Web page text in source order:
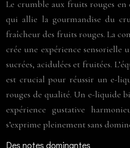
Le crumble aux fruits rouges en
qui allie la gourmandise du
fraîcheur des fruits rouges. La
crée une expérience sensorielle
sucrées, acidulées et fruitées.
est crucial pour réussir un e-
rouges de qualité. Un e-liquide
expérience gustative
s’exprime pleinement sans
Des notes dominantes